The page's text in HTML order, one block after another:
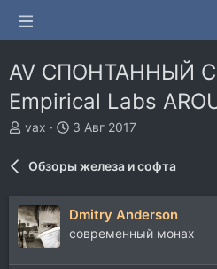
AV СПОНТАННЫЙ
Empirical Labs
А
т
р
т
е
м
vax
Д
н
а
3 Авг 2017
Обзоры железа и софта
Dmitry Anderson
современный монах